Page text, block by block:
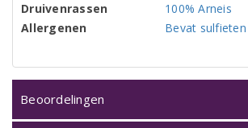
Druivenrassen
100% Arneis
Allergenen
Bevat sulfieten
Beoordelingen